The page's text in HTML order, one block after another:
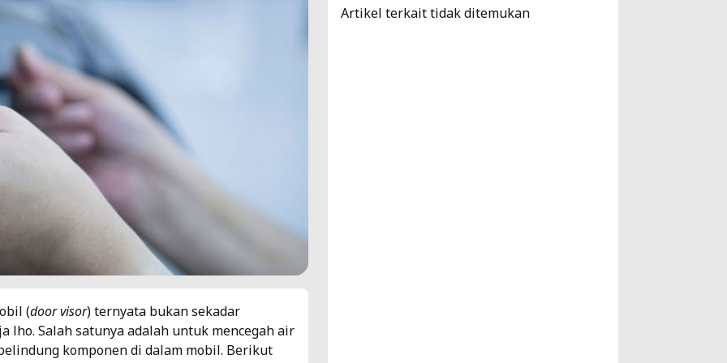
(door visor) ternyata bukan sekadar
lho. Salah satunya adalah untuk mencegah air
komponen di dalam mobil. Berikut
Artikel terkait tidak ditemukan